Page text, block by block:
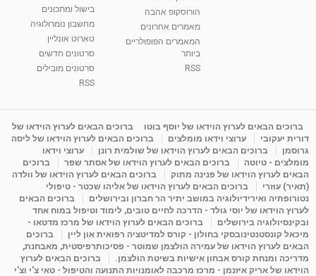
05:37
סודות בתאריך הלידה, משמעות חודש הלידה -
ינואר זינה ליבשיץ נומרולוגית
ליסה גרוסמן - המרכז לאימון התנהגותי - קשב
09:12
מדיטציה בדמיון מודרך - היכרות עם האני הפנימי
מאת admin 11 שנים 3,649 צפיות
פנינה מתוק - מרכז "נתיב הלב" בהרצליה-
מדיטציה-התחדשות
Shahar-vod
הורוסקופ אהבה
מאמרים אחרונים
המאמרים הפופולריים
ביותר
RSS
בישול ומתכונים
מחשבון נומרולוגיה
טארוט אונליין
סרטונים חדשים
סרטונים מובילים
RSS
ברוכים הבאים לערוץ הוידאו של יוסף בוטו
ברוכים הבאים לערוץ הוידאו של
דורית יעקובי
ערוצי וידאו מומלצים
ברוכים הבאים לערוץ הוידאו של ליסה
גרוסמן
ברוכים הבאים לערוץ הוידאו של שולמית רונן
ערוצי וידאו
מומלצים - טיוטה
ברוכים הבאים לערוץ הוידאו של אסתר שפר
ברוכים
הבאים לערוץ הוידאו של פנינה מתוק
ברוכים הבאים לערוץ הוידאו של וולדה
(תאיר) עוזרי
ברוכים הבאים לערוץ הוידאו של אליהו שכטר - טיפולי
נטורופתיה ואירידיולוגיה במושב יתיר הר חברון ובירושלים
ברוכים הבאים
לערוץ הוידאו של יוסי גולד - הדרכה לחיים טובים, לימוד וטיפול במוח אחד
ובקינסיולוגיה בירושלים
ברוכים הבאים לערוץ הוידאו של מרכז מדטאו -
מיכאל קונסטנטינובסקי בחולון - קורס למדיטציה רפואית און ליין
ברוכים
הבאים לערוץ הוידאו של עמירה הולצמן שמוטר - פסיכותרפיסטית, מאבחנת,
מדריכה ומנחת קורס אבחון אישיות בשיטת הולצמן.
ברוכים הבאים לערוץ
הוידאו של אריק איזנמן - מרכז מרכבה לאומנויות התנועה והטיפול - טאי צ'י וצ'י